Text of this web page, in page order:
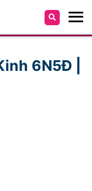
6N5Đ |